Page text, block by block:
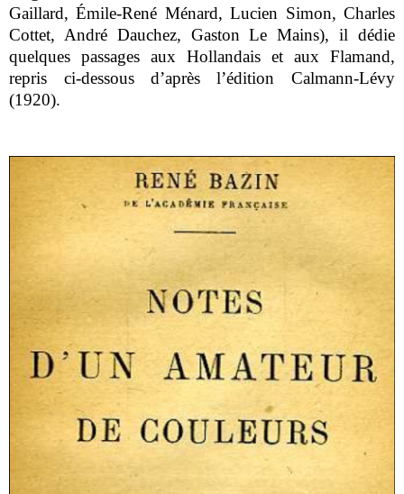
Gaillard, Émile-René Ménard, Lucien Simon, Charles
Cottet, André Dauchez, Gaston Le Mains), il dédie
quelques passages aux Hollandais et aux Flamand,
repris ci-dessous d’après l’édition Calmann-Lévy
(1920).